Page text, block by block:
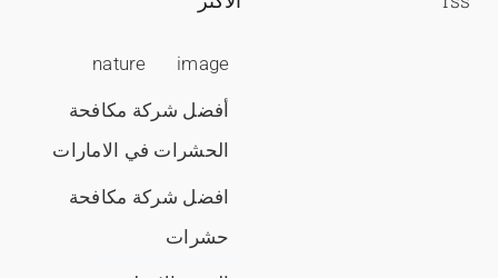
image
nature
أفضل شركة مكافحة
الحشرات في الامارات
افضل شركة مكافحة
حشرات